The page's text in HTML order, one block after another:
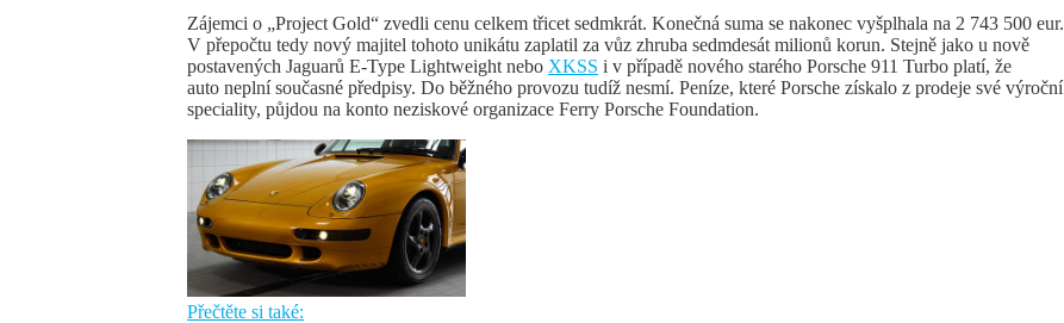
Zájemci o „Project Gold“ zvedli cenu celkem třicet sedmkrát. Konečná suma se nakonec vyšplhala na 2 743 500 eur.
V přepočtu tedy nový majitel tohoto unikátu zaplatil za vůz zhruba sedmdesát milionů korun. Stejně jako u nově
postavených Jaguarů E-Type Lightweight nebo XKSS i v případě nového starého Porsche 911 Turbo platí, že
auto neplní současné předpisy. Do běžného provozu tudíž nesmí. Peníze, které Porsche získalo z prodeje své výroční
speciality, půjdou na konto neziskové organizace Ferry Porsche Foundation.
Přečtěte si také: